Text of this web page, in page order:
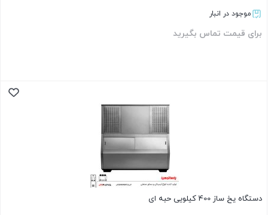
موجود در انبار
برای قیمت تماس بگیرید
دستگاه یخ ساز 400 کیلویی حبه ای